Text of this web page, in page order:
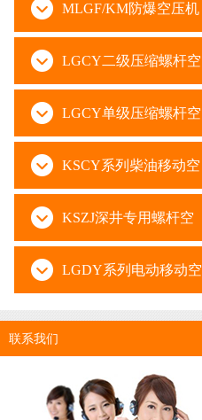
MLGF/KM防爆空压机
LGCY二级压缩螺杆空
压机 LGCY单级压缩螺杆空
压机 KSCY系列柴油移动空
压机 KSZJ深井专用螺杆空
压机 LGDY系列电动移动空
联系我们